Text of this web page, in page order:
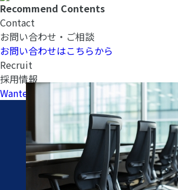
Recommend Contents
Contact
お問い合わせ・ご相談
お問い合わせはこちらから
Recruit
採用情報
Wantedlyへ